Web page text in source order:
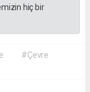
hiç bir
#Çevre